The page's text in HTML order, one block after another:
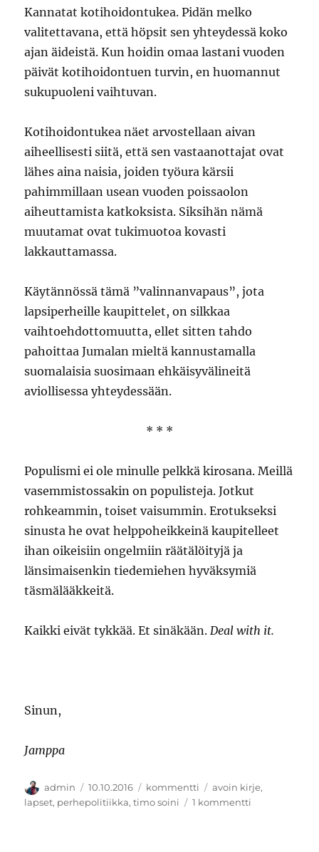
Kannatat kotihoidontukea. Pidän melko
valitettavana, että höpsit sen yhteydessä koko
ajan äideistä. Kun hoidin omaa lastani vuoden
päivät kotihoidontuen turvin, en huomannut
sukupuoleni vaihtuvan.
Kotihoidontukea näet arvostellaan aivan
aiheellisesti siitä, että sen vastaanottajat ovat
lähes aina naisia, joiden työura kärsii
pahimmillaan usean vuoden poissaolon
aiheuttamista katkoksista. Siksihän nämä
muutamat ovat tukimuotoa kovasti
lakkauttamassa.
Käytännössä tämä ”valinnanvapaus”, jota
lapsiperheille kaupittelet, on silkkaa
vaihtoehdottomuutta, ellet sitten tahdo
pahoittaa Jumalan mieltä kannustamalla
suomalaisia suosimaan ehkäisyvälineitä
aviollisessa yhteydessään.
* * *
Populismi ei ole minulle pelkkä kirosana. Meillä
vasemmistossakin on populisteja. Jotkut
rohkeammin, toiset vaisummin. Erotukseksi
sinusta he ovat helppoheikkeinä kaupitelleet
ihan oikeisiin ongelmiin räätälöityjä ja
länsimaisenkin tiedemiehen hyväksymiä
täsmälääkkeitä.
Kaikki eivät tykkää. Et sinäkään.Deal with it.
Sinun,
Jamppa
Kirjoittaja
admin Julkaistu
10.10.2016 Kategoriat
kommentti Avainsanat
avoin kirje,
lapset, perhepolitiikka,timo soini 1 kommentti